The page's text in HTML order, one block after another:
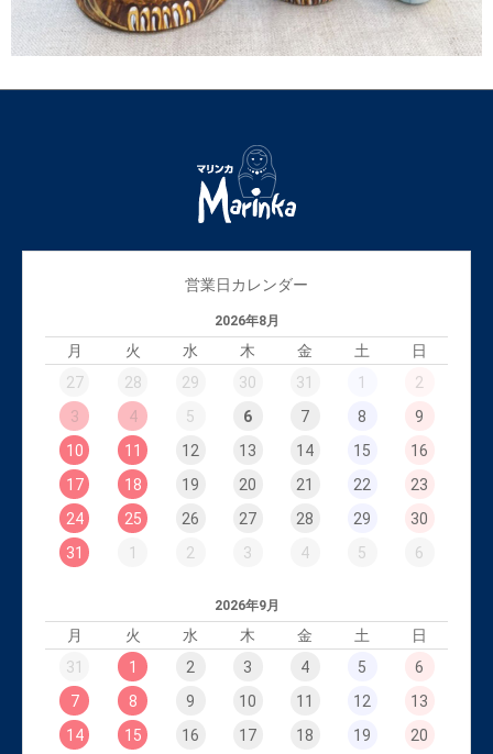
営業日カレンダー
2026年8月
月 火 水 木 金 土
日
27
28 29 30 31 1
2
3
4 5 6 7 8
9
10
11 12 13 14 15
16
17
18 19 20 21 22
23
24
25 26 27 28 29
30
31
1 2 3 4 5 6
2026年9月
月 火 水 木 金 土
日
31
1 2 3 4 5
6
7
8 9 10 11 12
13
14
15 16 17 18 19
20